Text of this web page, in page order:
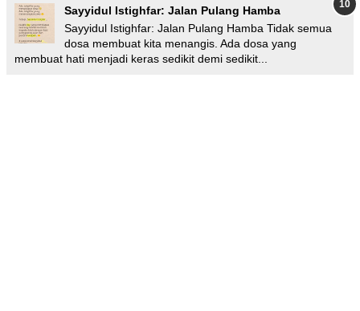
Sayyidul Istighfar: Jalan Pulang Hamba
Sayyidul Istighfar: Jalan Pulang Hamba Tidak semua
dosa membuat kita menangis. Ada dosa yang
membuat hati menjadi keras sedikit demi sedikit...